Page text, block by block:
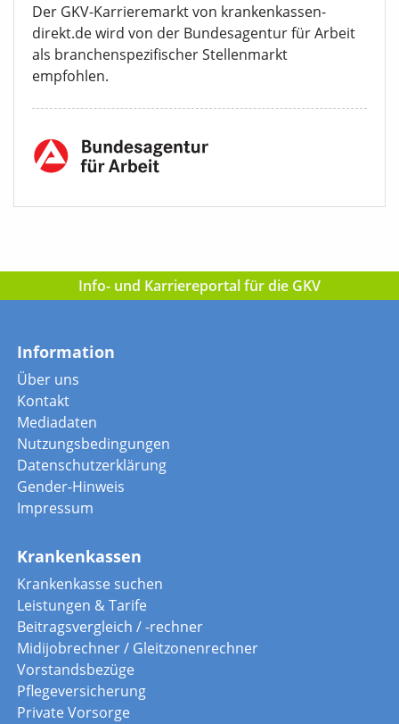
Der GKV-Karrieremarkt von krankenkassen-
direkt.de wird von der Bundesagentur für Arbeit
als branchenspezifischer Stellenmarkt
empfohlen.
Info- und Karriereportal für die GKV
Information
Über uns
Kontakt
Mediadaten
Nutzungsbedingungen
Datenschutzerklärung
Gender-Hinweis
Impressum
Krankenkassen
Krankenkasse suchen
Leistungen & Tarife
Beitragsvergleich / -rechner
Midijobrechner / Gleitzonenrechner
Vorstandsbezüge
Pflegeversicherung
Private Vorsorge